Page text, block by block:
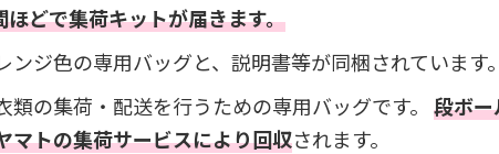
ほどで集荷キットが届きます。
ンジ色の専用バッグと、説明書等が同梱されています
の集荷・配送を行うための専用バッグです。 段ボ
マトの集荷サービスにより回収されます。